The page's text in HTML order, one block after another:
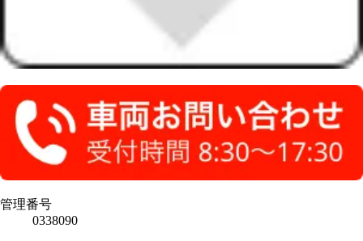
管理番号
0338090